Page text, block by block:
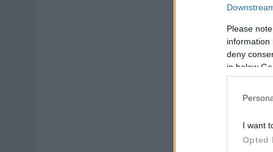
Please
information
deny
in below
I want
Opted